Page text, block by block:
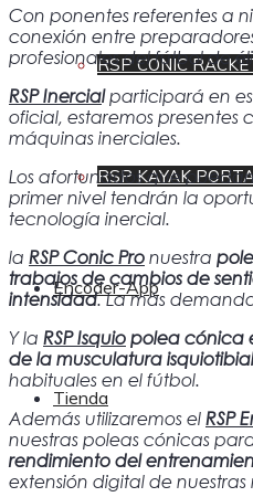
RSP CONIC
RSP KAYAK
Encoder-App
Tienda
Con ponentes referentes a
conexión entre
profesionales del fútbol de
RSP Inercialparticipará en
oficial, estaremos presentes
máquinas inerciales.
Los afortunados que
primer nivel tendrán la
tecnología inercial.
la RSP Conic Pro nuestra
trabajos de cambios de
intensidad. La más
Y la RSP Isquio polea cónica
de la musculatura isquiotibial
habituales en el fútbol.
Además utilizaremos el RSP
nuestras poleas cónicas
rendimiento del
extensión digital de